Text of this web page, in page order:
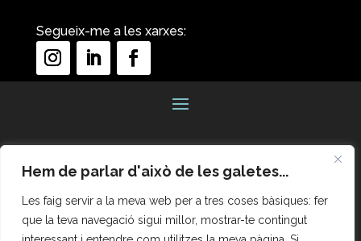
Hem de parlar d'això de les galetes...
Les faig servir a la meva web per a tres coses bàsiques: fer
que la teva navegació sigui millor, mostrar-te contingut
Segueix-me a les xarxes: